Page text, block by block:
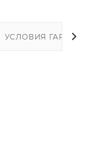
УСЛОВИЯ